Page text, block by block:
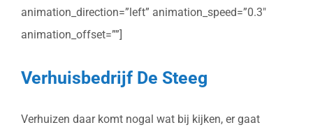
animation_direction=”left” animation_speed=”0.3″
animation_offset=””]
Verhuisbedrijf De Steeg
Verhuizen daar komt nogal wat bij kijken, er gaat